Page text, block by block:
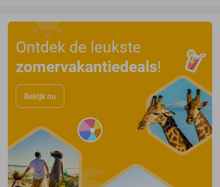
Ontdek de leukste
zomervakantiedeals!
Bekijk nu